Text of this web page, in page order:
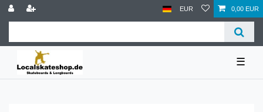
EUR 0,00 EUR
☰